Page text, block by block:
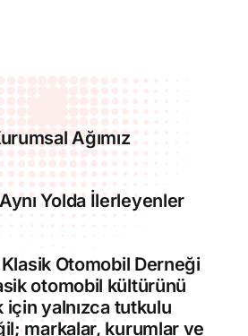
Ağımız
Yolda İlerleyenler
Otomobil Derneği
otomobil kültürünü
için yalnızca tutkulu
markalar, kurumlar ve